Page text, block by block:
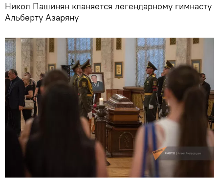
Никол Пашинян кланяется легендарному гимнасту
Альберту Азаряну